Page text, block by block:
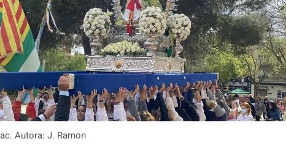
Autora: J. Ramon